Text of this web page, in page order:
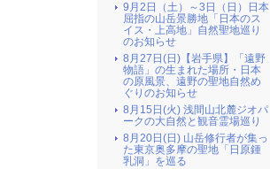
9月2日（土）～3日（日）日本
屈指の山岳景勝地「日本のス
イス・上高地」自然聖地巡り
のお知らせ
8月27日(日)【岩手県】「遠野
物語」の生まれた場所・日本
の原風景、遠野の聖地自然め
ぐりのお知らせ
8月15日(火) 浅間山北麓ジオパ
ークの大自然と観音霊場巡り
8月20日(日) 山岳修行者が集っ
た東京奥多摩の聖地「日原鍾
乳洞」を巡る